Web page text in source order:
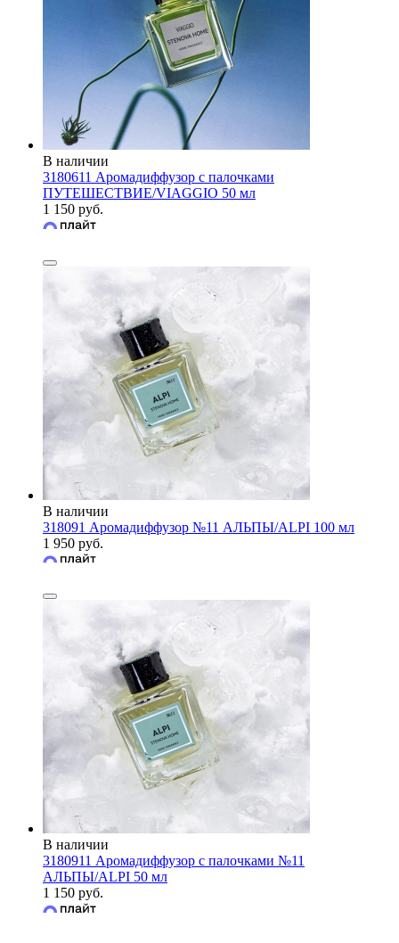
В наличии
3180611 Аромадиффузор с палочками
ПУТЕШЕСТВИЕ/VIAGGIO 50 мл
1 150 руб.
В наличии
318091 Аромадиффузор №11 АЛЬПЫ/ALPI 100 мл
1 950 руб.
В наличии
3180911 Аромадиффузор с палочками №11
АЛЬПЫ/ALPI 50 мл
1 150 руб.